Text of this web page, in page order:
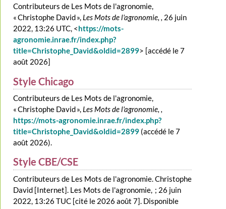
Contributeurs de Les Mots de l'agronomie,
« Christophe David », Les Mots de l'agronomie, , 26 juin
2022, 13:26 UTC, <https://mots-
agronomie.inrae.fr/index.php?
title=Christophe_David&oldid=2899> [accédé le 7
août 2026]
Style Chicago
Contributeurs de Les Mots de l'agronomie,
« Christophe David », Les Mots de l'agronomie, ,
https://mots-agronomie.inrae.fr/index.php?
title=Christophe_David&oldid=2899 (accédé le 7
août 2026).
Style CBE/CSE
Contributeurs de Les Mots de l'agronomie. Christophe
David [Internet]. Les Mots de l'agronomie, ; 26 juin
2022, 13:26 TUC [cité le 2026 août 7]. Disponible